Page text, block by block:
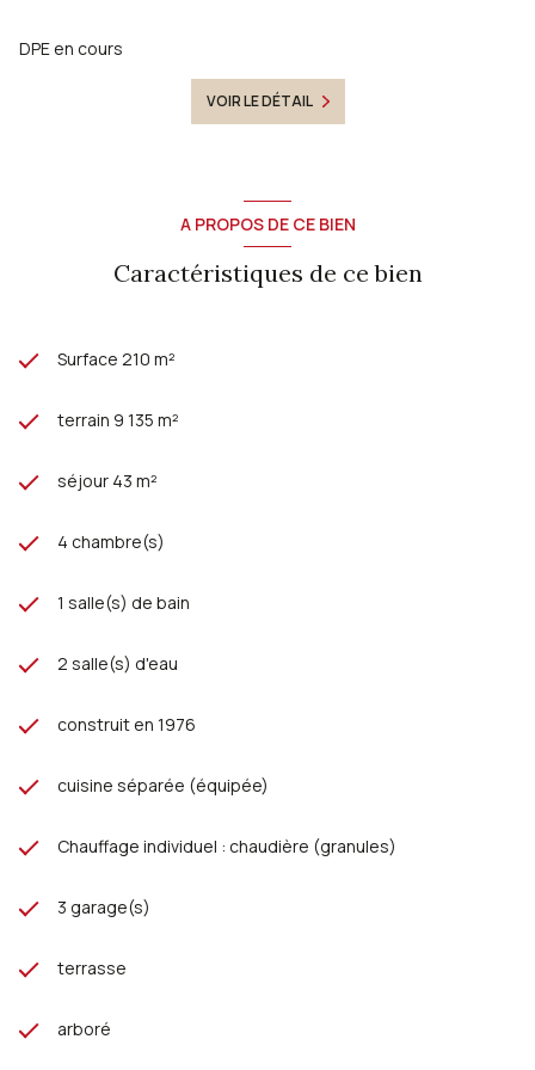
DPE en cours
VOIR LE DÉTAIL
A PROPOS DE CE BIEN
Caractéristiques de ce bien
Surface 210 m²
terrain 9 135 m²
séjour 43 m²
4 chambre(s)
1 salle(s) de bain
2 salle(s) d'eau
construit en 1976
cuisine séparée (équipée)
Chauffage individuel : chaudière (granules)
3 garage(s)
terrasse
arboré